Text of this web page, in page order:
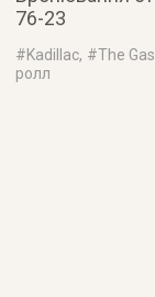
76-23
#Kadillac, #The
ролл